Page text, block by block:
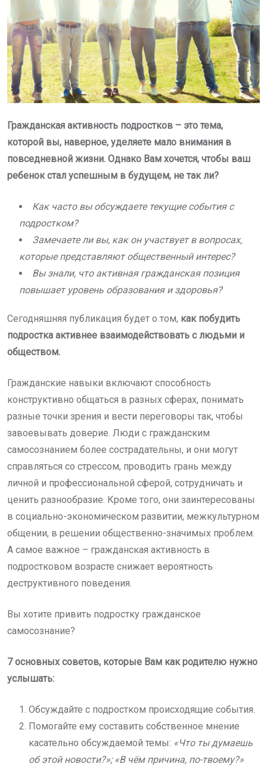
Гражданская активность подростков – это тема,
которой вы, наверное, уделяете мало внимания в
повседневной жизни. Однако Вам хочется, чтобы ваш
ребенок стал успешным в будущем, не так ли?
Как часто вы обсуждаете текущие события с
подростком?
Замечаете ли вы, как он участвует в вопросах,
которые представляют общественный интерес?
Вы знали, что активная гражданская позиция
повышает уровень образования и здоровья?
Сегодняшняя публикация будет о том, как побудить
подростка активнее взаимодействовать с людьми и
обществом.
Гражданские навыки включают способность
конструктивно общаться в разных сферах, понимать
разные точки зрения и вести переговоры так, чтобы
завоевывать доверие. Люди с гражданским
самосознанием более сострадательны, и они могут
справляться со стрессом, проводить грань между
личной и профессиональной сферой, сотрудничать и
ценить разнообразие. Кроме того, они заинтересованы
в социально-экономическом развитии, межкультурном
общении, в решении общественно-значимых проблем.
А самое важное – гражданская активность в
подростковом возрасте снижает вероятность
деструктивного поведения.
Вы хотите привить подростку гражданское
самосознание?
7 основных советов, которые Вам как родителю нужно
услышать:
Обсуждайте с подростком происходящие события.
Помогайте ему составить собственное мнение
касательно обсуждаемой темы: «Что ты думаешь
об этой новости?»; «В чём причина, по-твоему?»